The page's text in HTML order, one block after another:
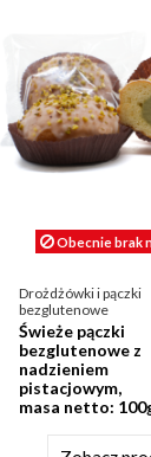
Obecnie brak
Drożdżówki i pączki
bezglutenowe
Świeże pączki
bezglutenowe z
nadzieniem
pistacjowym,
masa netto: